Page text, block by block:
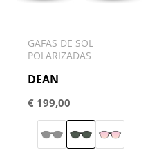
GAFAS DE SOL
POLARIZADAS
DEAN
€ 199,00